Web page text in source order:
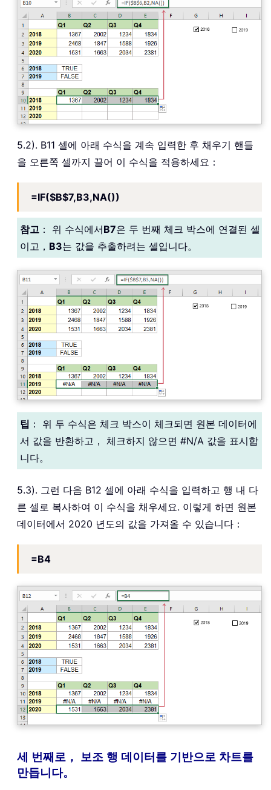
5.2). B11 셀에 아래 수식을 계속 입력한 후 채우기 핸들
을 오른쪽 셀까지 끌어 이 수식을 적용하세요：
=IF($B$7,B3,NA())
참고 ： 위 수식에서B7은 두 번째 체크 박스에 연결된 셀
이고， B3는 값을 추출하려는 셀입니다。
팁 ： 위 두 수식은 체크 박스이 체크되면 원본 데이터에
서 값을 반환하고， 체크하지 않으면 #N/A 값을 표시합
니다。
5.3). 그런 다음 B12 셀에 아래 수식을 입력하고 행 내 다
른 셀로 복사하여 이 수식을 채우세요. 이렇게 하면 원본
데이터에서 2020 년도의 값을 가져올 수 있습니다：
=B4
세 번째로， 보조 행 데이터를 기반으로 차트를
만듭니다。